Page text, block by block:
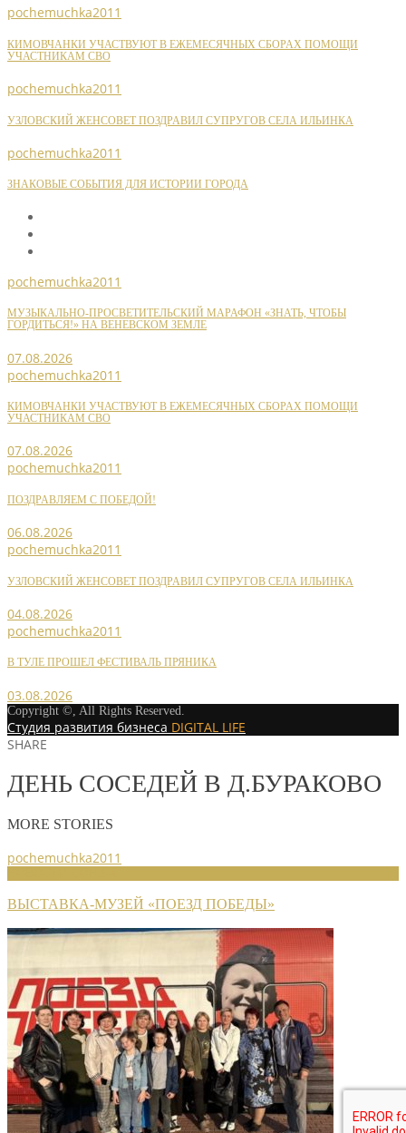
pochemuchka2011
КИМОВЧАНКИ УЧАСТВУЮТ В ЕЖЕМЕСЯЧНЫХ СБОРАХ ПОМОЩИ
УЧАСТНИКАМ СВО
pochemuchka2011
УЗЛОВСКИЙ ЖЕНСОВЕТ ПОЗДРАВИЛ СУПРУГОВ СЕЛА ИЛЬИНКА
pochemuchka2011
ЗНАКОВЫЕ СОБЫТИЯ ДЛЯ ИСТОРИИ ГОРОДА
pochemuchka2011
МУЗЫКАЛЬНО-ПРОСВЕТИТЕЛЬСКИЙ МАРАФОН «ЗНАТЬ, ЧТОБЫ
ГОРДИТЬСЯ!» НА ВЕНЕВСКОМ ЗЕМЛЕ
07.08.2026
pochemuchka2011
КИМОВЧАНКИ УЧАСТВУЮТ В ЕЖЕМЕСЯЧНЫХ СБОРАХ ПОМОЩИ
УЧАСТНИКАМ СВО
07.08.2026
pochemuchka2011
ПОЗДРАВЛЯЕМ С ПОБЕДОЙ!
06.08.2026
pochemuchka2011
УЗЛОВСКИЙ ЖЕНСОВЕТ ПОЗДРАВИЛ СУПРУГОВ СЕЛА ИЛЬИНКА
04.08.2026
pochemuchka2011
В ТУЛЕ ПРОШЕЛ ФЕСТИВАЛЬ ПРЯНИКА
03.08.2026
Copyright ©, All Rights Reserved.
Студия развития бизнеса DIGITAL LIFE
SHARE
ДЕНЬ СОСЕДЕЙ В Д.БУРАКОВО
MORE STORIES
pochemuchka2011
ВЫСТАВКА-МУЗЕЙ «ПОЕЗД ПОБЕДЫ»